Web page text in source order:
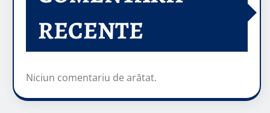
RECENTE
Niciun comentariu de arătat.